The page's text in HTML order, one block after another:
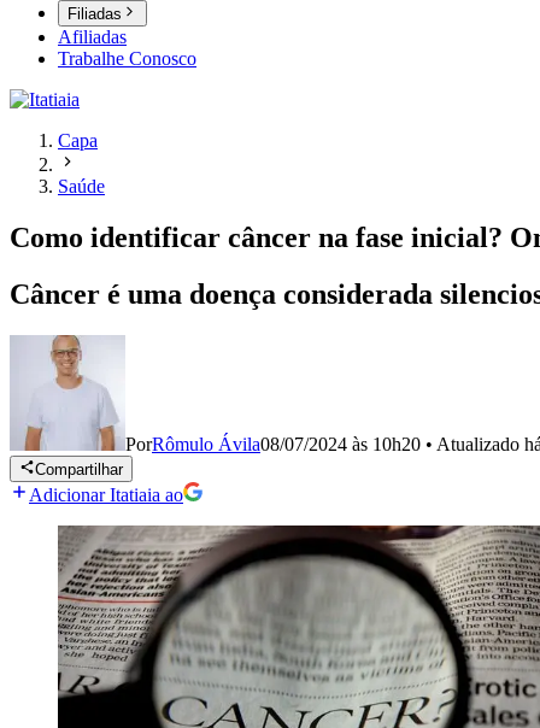
Filiadas
Afiliadas
Trabalhe Conosco
Capa
Saúde
Como identificar câncer na fase inicial?
Câncer é uma doença considerada
PorRômulo Ávila08/07/2024 às 10h20 • Atualizado
Compartilhar
Adicionar Itatiaia ao